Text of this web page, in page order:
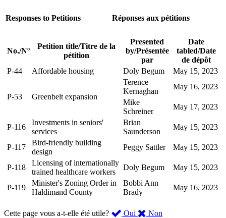
Responses to Petitions Réponses aux pétitions
No./Nº
Petition title/Titre de la
pétition
Presented
by/Présentée
par
Date
tabled/Date
de dépôt
P-44
Affordable housing Doly Begum May 15, 2023
P-53 Greenbelt expansion
Terence
Kernaghan
May 16, 2023
Mike
Schreiner
May 17, 2023
P-116
Investments in seniors'
services
Brian
Saunderson
May 15, 2023
P-117
Bird-friendly building
design
Peggy Sattler May 15, 2023
P-118
Licensing of internationally
trained healthcare workers
Doly Begum May 15, 2023
P-119
Minister's Zoning Order in
Haldimand County
Bobbi Ann
Brady
May 16, 2023
Cette page vous a-t-elle été utile? Oui ,
Non